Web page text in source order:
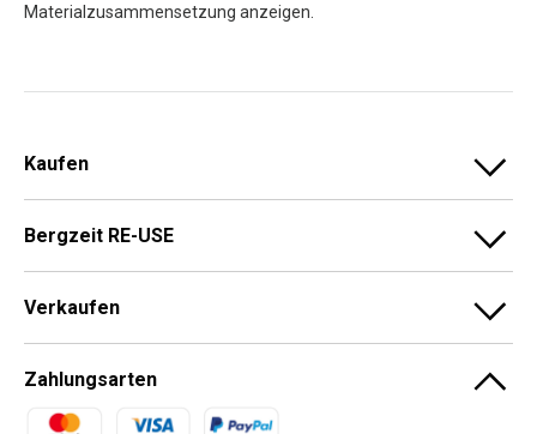
Materialzusammensetzung anzeigen.
Kaufen
Bergzeit RE-USE
Verkaufen
Zahlungsarten
Zahlungsmethoden